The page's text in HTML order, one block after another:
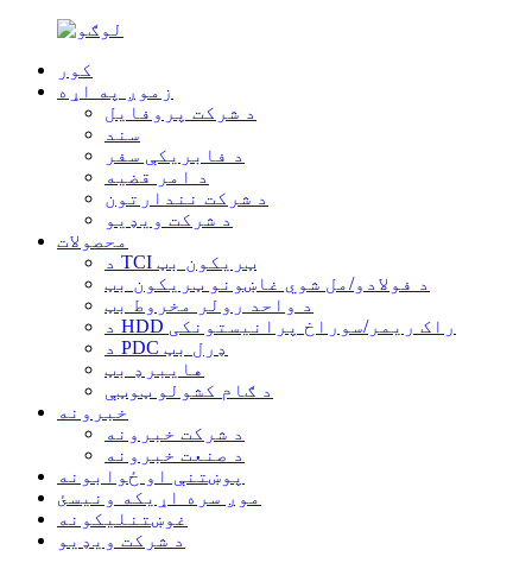
کور
زموږ په اړه
د شرکت پروفایل
سند
د فابریکې سفر
د امر قضیه
د شرکت نندارتون
د شرکت ویډیو
محصولات
د TCI ټریکون بټ
د فولادو/مل شوي غاښونو ټریکون بټ
د واحد رولر مخروط بټ
د HDD راک ریمر/سوراخ پرانیستونکی
د PDC ډرل بټ
هایبرډ بټ
د ګام کشولو ټوټې
خبرونه
د شرکت خبرونه
د صنعت خبرونه
پوښتنې او ځوابونه
موږ سره اړیکه ونیسئ
غوښتنلیکونه
د شرکت ویډیو